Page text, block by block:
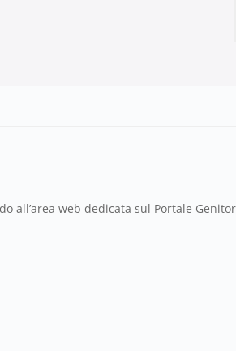
web dedicata sul Portale Genitori